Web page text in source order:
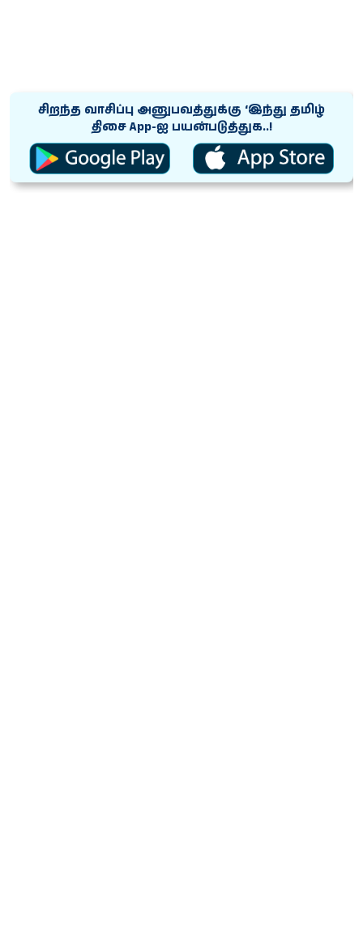
சிறந்த வாசிப்பு அனுபவத்துக்கு ‘இந்து தமிழ்
திசை App-ஐ பயன்படுத்துக..!